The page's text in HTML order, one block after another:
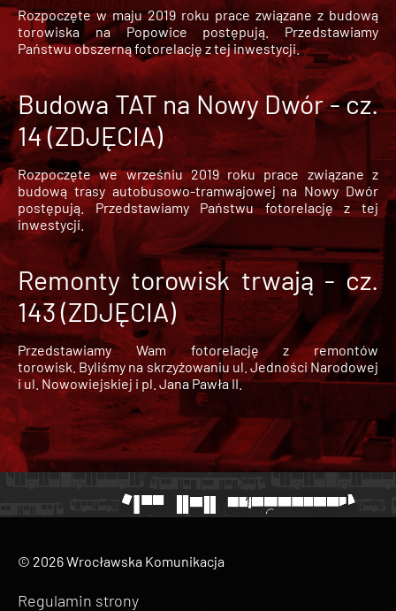
Rozpoczęte w maju 2019 roku prace związane z budową
torowiska na Popowice
postępują. Przedstawiamy
Państwu obszerną fotorelację z tej inwestycji.
Budowa TAT na Nowy Dwór - cz.
14 (ZDJĘCIA)
Rozpoczęte we wrześniu 2019 roku prace związane z
budową trasy autobusowo-tramwajowej na Nowy Dwór
postępują. Przedstawiamy Państwu fotorelację z tej
inwestycji.
Remonty torowisk trwają - cz.
143 (ZDJĘCIA)
Przedstawiamy Wam fotorelację z remontów
torowisk. Byliśmy na skrzyżowaniu ul. Jedności Narodowej
i ul. Nowowiejskiej i pl. Jana Pawła II.
© 2026 Wrocławska Komunikacja
Regulamin strony